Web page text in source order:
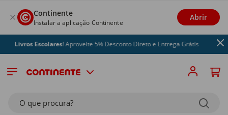
Continente
Instalar a aplicação Continente
Abrir
Escolares! Aproveite 5% Desconto Direto e Entrega Grátis
O que procura?
Supermercado Online